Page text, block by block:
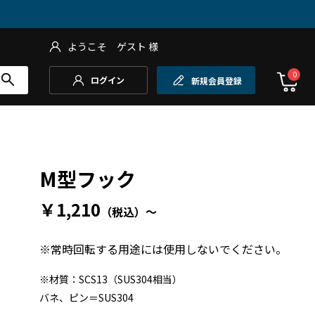
ようこそ ゲスト 様
ログイン 新規会員登録
0
M型フック
￥1,210 （税込） ～
※常時回転する用途には使用しないでください。
※材質：SCS13（SUS304相当）
バネ、ピン＝SUS304